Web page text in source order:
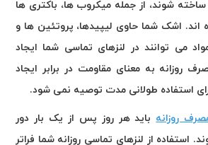
ساخته شوند، از جمله میکروب ها، باکتری ها
اشک شما حاوی لیپیدها، پروتئین ها و
می توانند در لنزهای تماسی شما ایجاد
روزانه به معنای مقاومت در برابر ایجاد
استفاده طولانی مدت توصیه نمی شود.
روزانهباید هر روز پس از یک بار دور
استفاده از لنزهای تماسی روزانه شما فراتر